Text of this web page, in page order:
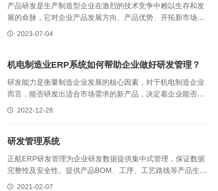
产品研发是生产制造型企业在激烈的技术竞争中赖以生存和发
展的命脉，它对企业产品发展方向、产品优势、开拓新市场、
提高经济效益等方面和公司产品战略转变能否顺利实施起着决
求和竞争环境制定明确的研发......
2023-07-04
机电制造业ERP系统如何帮助企业做好研发管理？
研发能力是衡量制造企业发展的核心因素，对于机电制造企业
而言，能否研发出适合市场需求的新产品，决定着企业能否实
现良好、持续发展。行之有效的研发管理决定了企业新产品更
产品研发项目多，过程经历环......
2022-12-28
研发管理系统
正航ERP研发管理为企业研发数据提供集中式管理，保证数据
完整性及安全性。提供产品BOM、工序、工艺路线等产品生命
周期管理，支持多版本多用途类别下产品的配比和工艺。多样
2021-02-07